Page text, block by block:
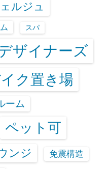
ルジュ
スパ
ザイナーズ
ク置き場
ーム
ペット可
ンジ 免震構造